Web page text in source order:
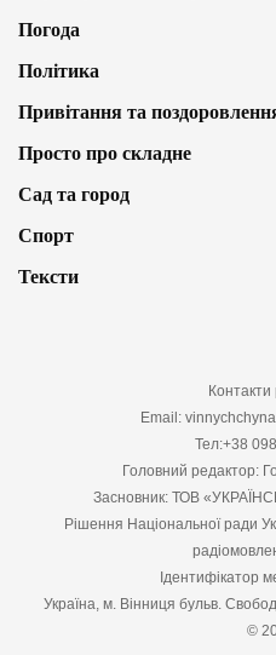
Погода
Політика
Привітання та
Просто про складне
Сад та город
Спорт
Тексти
Контакти
Email:
Тел:+38
Головний редактор:
Засновник: ТОВ
Рішення Національної ради
Ідентифікатор
Україна, м. Вінниця бульв.
©